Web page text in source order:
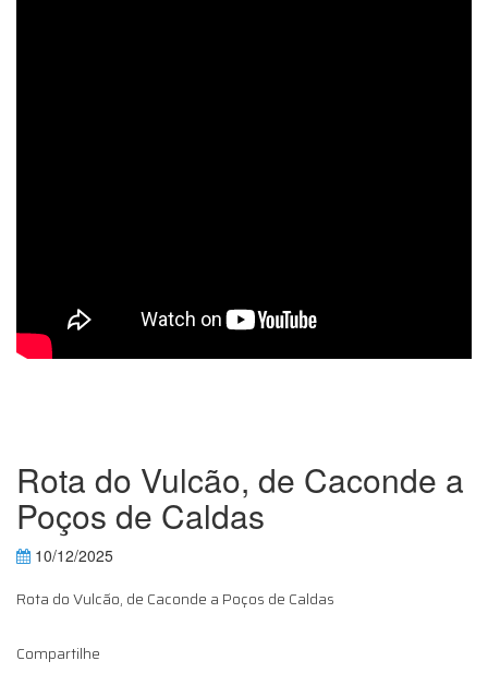
Rota do Vulcão, de Caconde a
Poços de Caldas
10/12/2025
Rota do Vulcão, de Caconde a Poços de Caldas
Compartilhe